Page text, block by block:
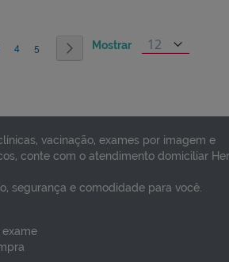
lendo a pagina
Página
4 Página
5 Página
Próximo
Mostrar
vacinação, exames por imagem e
conte com o atendimento domiciliar
segurança e comodidade para você.
exame